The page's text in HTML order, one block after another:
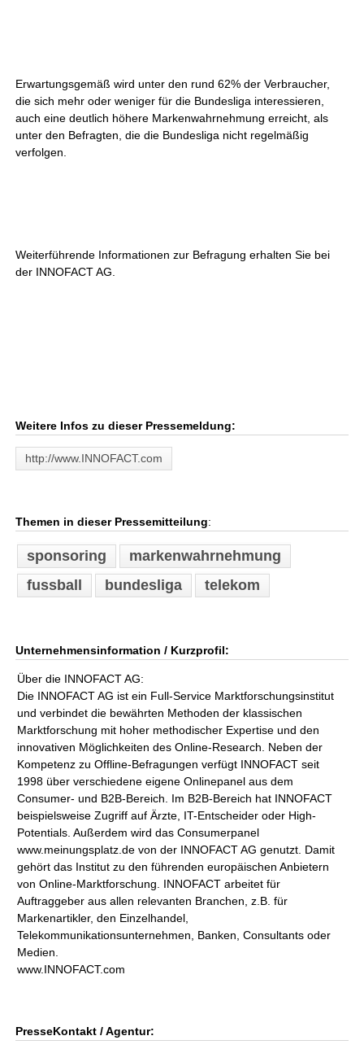
Erwartungsgemäß wird unter den rund 62% der Verbraucher,
die sich mehr oder weniger für die Bundesliga interessieren,
auch eine deutlich höhere Markenwahrnehmung erreicht, als
unter den Befragten, die die Bundesliga nicht regelmäßig
verfolgen.
Weiterführende Informationen zur Befragung erhalten Sie bei
der INNOFACT AG.
Weitere Infos zu dieser Pressemeldung:
http://www.INNOFACT.com
Themen in dieser Pressemitteilung:
sponsoring
markenwahrnehmung
fussball
bundesliga telekom
Unternehmensinformation / Kurzprofil:
Über die INNOFACT AG:
Die INNOFACT AG ist ein Full-Service Marktforschungsinstitut
und verbindet die bewährten Methoden der klassischen
Marktforschung mit hoher methodischer Expertise und den
innovativen Möglichkeiten des Online-Research. Neben der
Kompetenz zu Offline-Befragungen verfügt INNOFACT seit
1998 über verschiedene eigene Onlinepanel aus dem
Consumer- und B2B-Bereich. Im B2B-Bereich hat INNOFACT
beispielsweise Zugriff auf Ärzte, IT-Entscheider oder High-
Potentials. Außerdem wird das Consumerpanel
www.meinungsplatz.de von der INNOFACT AG genutzt. Damit
gehört das Institut zu den führenden europäischen Anbietern
von Online-Marktforschung. INNOFACT arbeitet für
Auftraggeber aus allen relevanten Branchen, z.B. für
Markenartikler, den Einzelhandel,
Telekommunikationsunternehmen, Banken, Consultants oder
Medien.
www.INNOFACT.com
PresseKontakt / Agentur: